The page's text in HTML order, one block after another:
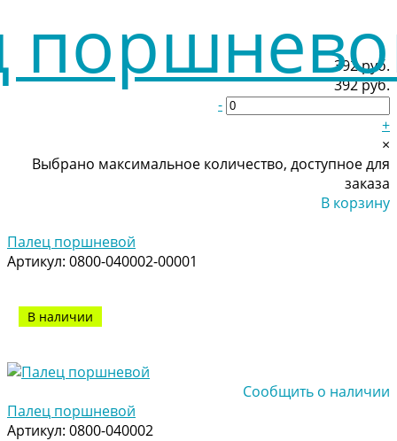
392 руб.
392 руб.
-
+
×
Выбрано максимальное количество, доступное для
заказа
В корзину
Палец поршневой
Артикул: 0800-040002-00001
В наличии
Сообщить о наличии
Палец поршневой
Артикул: 0800-040002